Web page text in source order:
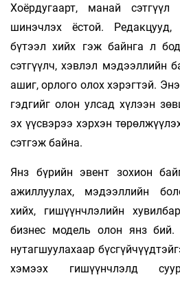
Хоёрдугаарт, манай
шинэчлэх ёстой. Редакцууд,
бүтээл хийх гэж байнга л
сэтгүүлч, хэвлэл мэдээллийн
ашиг, орлого олох хэрэгтэй.
гэдгийг олон улсад хүлээн
эх үүсвэрээ хэрхэн
сэтгэж байна.
Янз бүрийн эвент зохион
ажиллуулах, мэдээллийн
хийх, гишүүнчлэлийн
бизнес модель олон янз
нутагшуулахаар
хэмээх гишүүнчлэлд